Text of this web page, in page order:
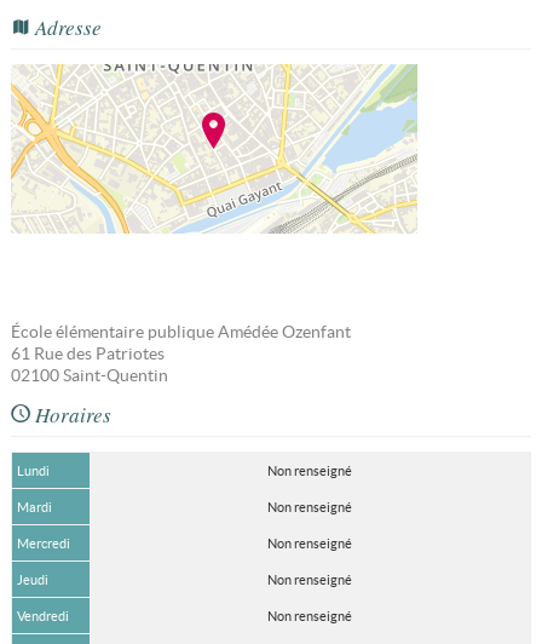
Adresse
École élémentaire publique Amédée Ozenfant
61 Rue des Patriotes
02100 Saint-Quentin
Horaires
Lundi Non renseigné
Mardi Non renseigné
Mercredi Non renseigné
Jeudi Non renseigné
Vendredi Non renseigné